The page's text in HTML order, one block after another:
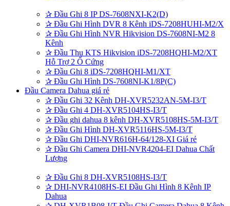
✰ Đầu Ghi 8 IP DS-7608NXI-K2(D)
✰ Đầu Ghi Hình DVR 8 Kênh iDS-7208HUHI-M2/X
✰ Đầu Ghi Hình NVR Hikvision DS-7608NI-M2 8
Kênh
✰ Đầu Thu KTS Hikvision iDS-7208HQHI-M2/XT
Hỗ Trợ 2 Ổ Cứng
✰ Đầu Ghi 8 iDS-7208HQHI-M1/XT
✰ Đầu Ghi Hình DS-7608NI-K1/8P(C)
Đầu Camera Dahua giá rẻ
✰ Đầu Ghi 32 Kênh DH-XVR5232AN-5M-I3/T
✰ Đầu Ghi 4 DH-XVR5104HS-I3/T
✰ Đầu ghi dahua 8 kênh DH-XVR5108HS-5M-I3/T
✰ Đầu Ghi Hình DH-XVR5116HS-5M-I3/T
✰ Đầu Ghi DHI-NVR616H-64/128-XI Giá rẻ
✰ Đầu Ghi Camera DHI-NVR4204-EI Dahua Chất
Lượng
✰ Đầu Ghi 8 DH-XVR5108HS-I3/T
✰ DHI-NVR4108HS-EI Đầu Ghi Hình 8 Kênh IP
Dahua